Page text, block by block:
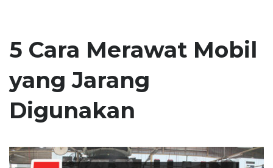
5 Cara Merawat Mobil
yang Jarang
Digunakan